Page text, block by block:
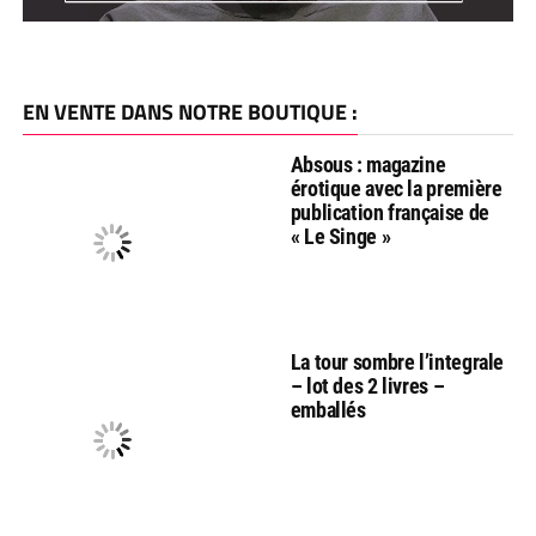
EN VENTE DANS NOTRE BOUTIQUE :
Absous : magazine
érotique avec la première
publication française de
« Le Singe »
La tour sombre l’integrale
– lot des 2 livres –
emballés